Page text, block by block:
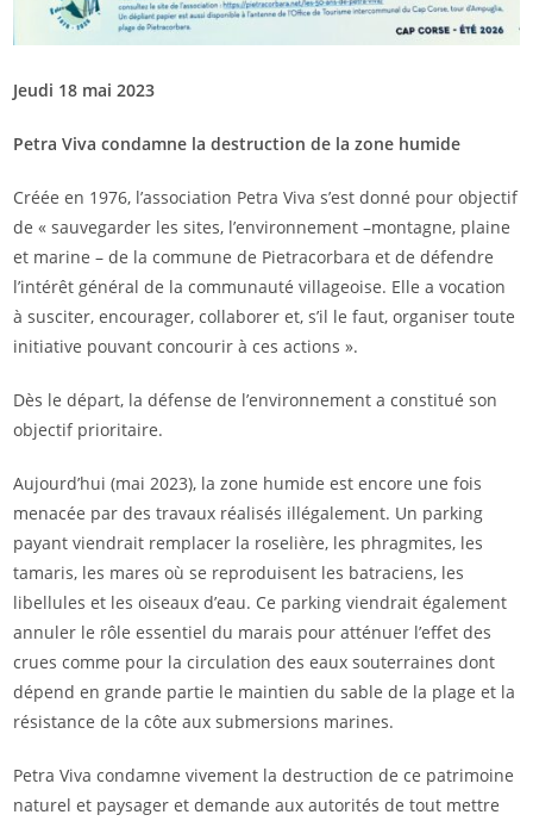
Jeudi 18 mai 2023
Petra Viva condamne la destruction de la zone humide
Créée en 1976, l’association Petra Viva s’est donné pour objectif
de « sauvegarder les sites, l’environnement –montagne, plaine
et marine – de la commune de Pietracorbara et de défendre
l’intérêt général de la communauté villageoise. Elle a vocation
à susciter, encourager, collaborer et, s’il le faut, organiser toute
initiative pouvant concourir à ces actions ».
Dès le départ, la défense de l’environnement a constitué son
objectif prioritaire.
Aujourd’hui (mai 2023), la zone humide est encore une fois
menacée par des travaux réalisés illégalement. Un parking
payant viendrait remplacer la roselière, les phragmites, les
tamaris, les mares où se reproduisent les batraciens, les
libellules et les oiseaux d’eau. Ce parking viendrait également
annuler le rôle essentiel du marais pour atténuer l’effet des
crues comme pour la circulation des eaux souterraines dont
dépend en grande partie le maintien du sable de la plage et la
résistance de la côte aux submersions marines.
Petra Viva condamne vivement la destruction de ce patrimoine
naturel et paysager et demande aux autorités de tout mettre